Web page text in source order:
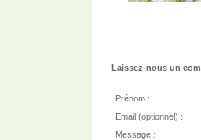
Laissez-nous un
Prénom :
Email (optionnel) :
Message :